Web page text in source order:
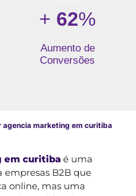
+ 62%
Aumento de
Conversões
agencia marketing em curitiba
em curitiba é uma
empresas B2B que
online, mas uma